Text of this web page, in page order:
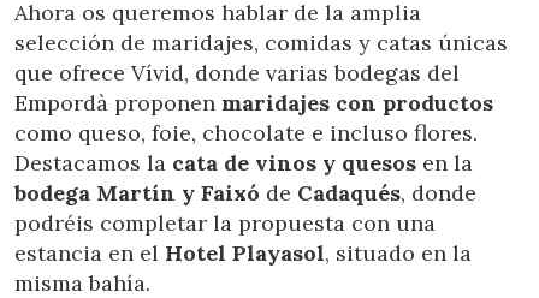
Ahora os queremos hablar de la amplia
selección de maridajes, comidas y catas únicas
que ofrece Vívid, donde varias bodegas del
Empordà proponen maridajes con productos
como queso, foie, chocolate e incluso flores.
Destacamos la cata de vinos y quesos en la
bodega Martín y Faixó de Cadaqués, donde
podréis completar la propuesta con una
estancia en el Hotel Playasol, situado en la
misma bahía.